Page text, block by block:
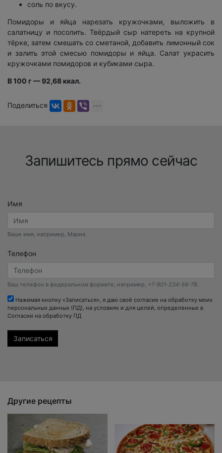
соль по вкусу.
Помидоры и яйца нарезать кружочками, выложить в
салатницу и посолить. Твёрдый сыр натереть на крупной
тёрке, затем смешать со сметаной, добавить лимонный сок
и залить этой смесью помидоры и яйца. Салат украсить
кружочками помидоров и кубиками сыра.
В 100 г — 92,68 ккал.
Поделиться
Запишитесь прямо сейчас
Имя
Ваше имя, например, Мария.
Телефон
Ваш телефон в федеральном формате, например, +7-901-234-56-78
Нажимая кнопку «Записаться», я даю своё согласие на обработку моих
персональных данных (ПД), на условиях и для целей, определенных в
Согласии на обработку ПД
Другие рецепты